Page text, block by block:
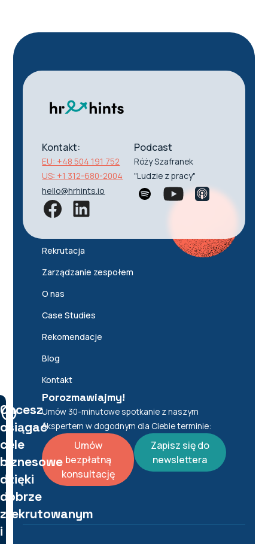
Kontakt:
EU: +48 504 191 752
US: +1 312-680-2004
hello@hrhints.io
Podcast
Róży Szafranek
"Ludzie z pracy"
Rekrutacja
Zarządzanie zespołem
O nas
Case Studies
Rekomendacje
Blog
Kontakt
Porozmawiajmy!
Umów 30-minutowe spotkanie z naszym
ekspertem w dogodnym dla Ciebie terminie:
Umów
bezpłatną
konsultację
Zapisz się do
newslettera
Chcesz
osiągać
cele
biznesowe
dzięki
dobrze
zrekrutowanym
i